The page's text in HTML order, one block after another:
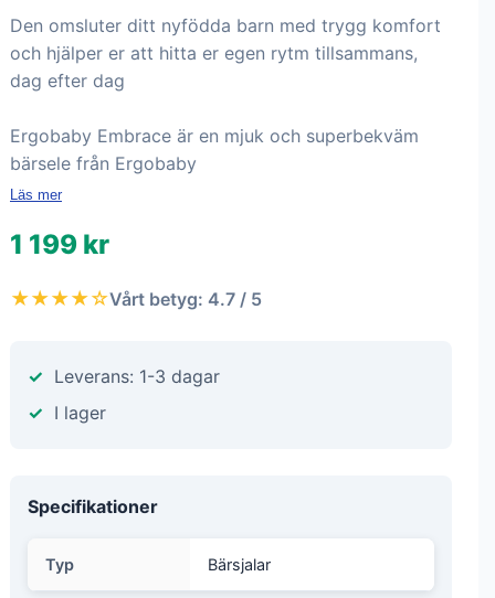
Den omsluter ditt nyfödda barn med trygg komfort
och hjälper er att hitta er egen rytm tillsammans,
dag efter dag
Ergobaby Embrace är en mjuk och superbekväm
bärsele från Ergobaby
Läs mer
1 199 kr
★★★★☆Vårt betyg: 4.7 / 5
Leverans: 1-3 dagar
I lager
Specifikationer
Typ Bärsjalar